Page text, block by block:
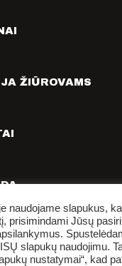
ŽIŪROVAMS
naudojame slapukus,
prisimindami Jūsų
slapukų naudojimu.
nustatymai“, kad